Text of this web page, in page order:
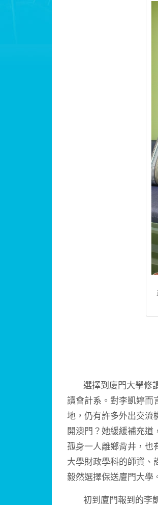
選擇到廈門大學修讀
讀會計系。對李凱婷而
地，仍有許多外出交流
開澳門？她緩緩補充道
孤身一人離鄉背井，也
大學財政學科的師資、
毅然選擇保送廈門大學
初到廈門報到的李凱